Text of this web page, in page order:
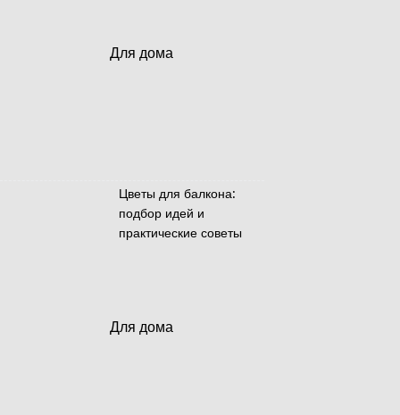
Для дома
Цветы для балкона:
подбор идей и
практические советы
Для дома